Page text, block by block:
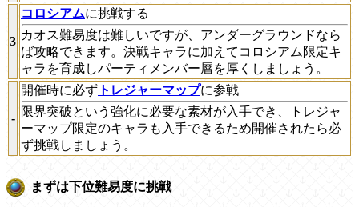
3
コロシアムに挑戦する
カオス難易度は難しいですが、アンダーグラウンドなら
ば攻略できます。決戦キャラに加えてコロシアム限定キ
ャラを育成しパーティメンバー層を厚くしましょう。
-
開催時に必ず トレジャーマップに参戦
限界突破という強化に必要な素材が入手でき、トレジャ
ーマップ限定のキャラも入手できるため開催されたら必
ず挑戦しましょう。
まずは下位難易度に挑戦